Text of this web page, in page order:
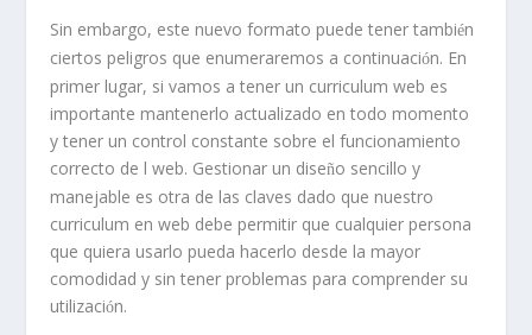
Sin embargo, este nuevo formato puede tener también
ciertos peligros que enumeraremos a continuación. En
primer lugar, si vamos a tener un curriculum web es
importante mantenerlo actualizado en todo momento
y tener un control constante sobre el funcionamiento
correcto de l web. Gestionar un diseño sencillo y
manejable es otra de las claves dado que nuestro
curriculum en web debe permitir que cualquier persona
que quiera usarlo pueda hacerlo desde la mayor
comodidad y sin tener problemas para comprender su
utilización.